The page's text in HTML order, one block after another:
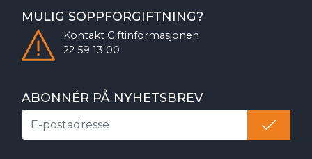
MULIG SOPPFORGIFTNING?
Kontakt Giftinformasjonen
22 59 13 00
ABONNÉR PÅ NYHETSBREV